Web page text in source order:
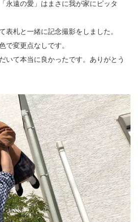
永遠の愛」はまさに我が家にピッタ
表札と一緒に記念撮影をしました。
で変更点なしです。
いて本当に良かったです。ありがとう